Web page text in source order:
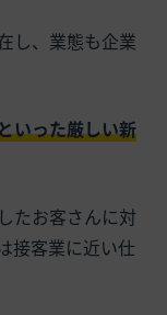
し、業態も企業
いった厳しい新
たお客さんに対
接客業に近い仕